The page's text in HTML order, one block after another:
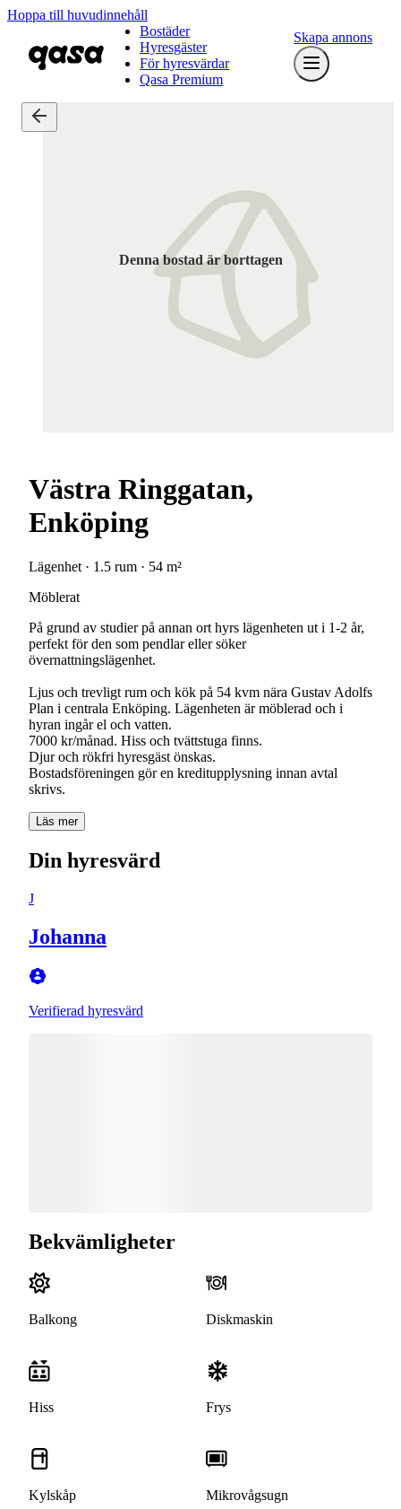
Hoppa till huvudinnehåll
Bostäder
Hyresgäster
För hyresvärdar
Qasa Premium
Skapa annons
Denna bostad är borttagen
Västra Ringgatan,
Enköping
Lägenhet · 1.5 rum · 54 m²
Möblerat
På grund av studier på annan ort hyrs lägenheten ut i 1-2 år,
perfekt för den som pendlar eller söker
övernattningslägenhet.
Ljus och trevligt rum och kök på 54 kvm nära Gustav Adolfs
Plan i centrala Enköping. Lägenheten är möblerad och i
hyran ingår el och vatten.
7000 kr/månad. Hiss och tvättstuga finns.
Djur och rökfri hyresgäst önskas.
Bostadsföreningen gör en kreditupplysning innan avtal
Läs mer
Din hyresvärd
J
Johanna
Verifierad hyresvärd
Bekvämligheter
Balkong Diskmaskin
Hiss Frys
Kylskåp Mikrovågsugn